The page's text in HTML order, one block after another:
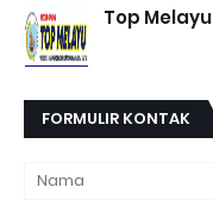
Top Melayu
FORMULIR KONTAK